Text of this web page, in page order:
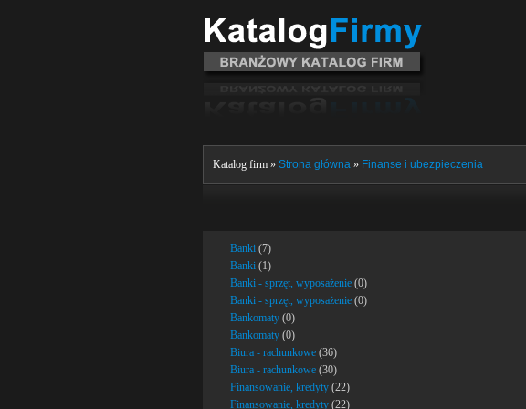
Katalog firm » Strona główna » Finanse i ubezpieczenia
Banki (7)
Banki (1)
Banki - sprzęt, wyposażenie (0)
Banki - sprzęt, wyposażenie (0)
Bankomaty (0)
Bankomaty (0)
Biura - rachunkowe (36)
Biura - rachunkowe (30)
Finansowanie, kredyty (22)
Finansowanie, kredyty (22)